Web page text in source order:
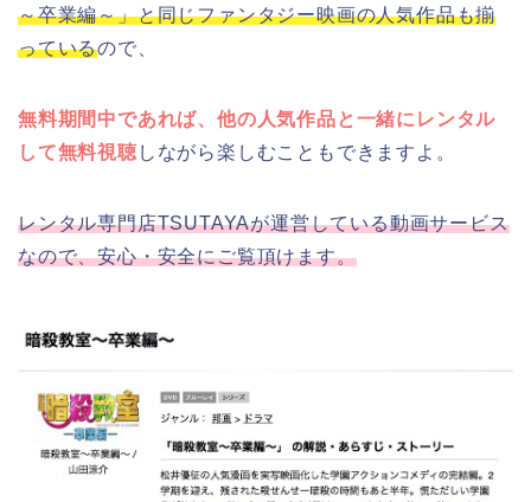
～卒業編～」と同じファンタジー映画の人気作品も揃
っているので、
無料期間中であれば、他の人気作品と一緒にレンタル
して無料視聴 しながら楽しむこともできますよ。
レンタル専門店TSUTAYAが運営している動画サービス
なので、安心・安全にご覧頂けます。